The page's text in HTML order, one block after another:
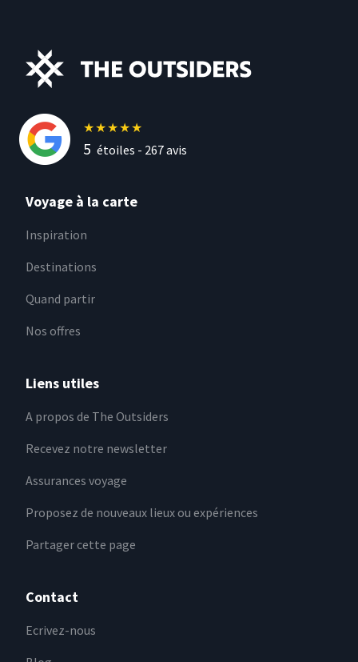
★★★★★
5 étoiles - 267avis
Voyage à la carte
Inspiration
Destinations
Quand partir
Nos offres
Liens utiles
A propos de The Outsiders
Recevez notre newsletter
Assurances voyage
Proposez de nouveaux lieux ou expériences
Partager cette page
Contact
Ecrivez-nous